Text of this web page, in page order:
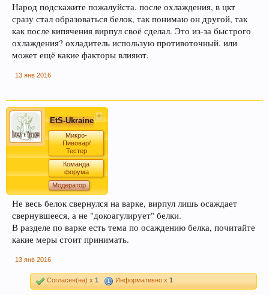
Народ подскажите пожалуйста. после охлаждения, в цкт
сразу стал образоваться белок, так понимаю он другой, так
как после кипячения вирпул своё сделал. Это из-за быстрого
охлаждения? охладитель использую противоточный. или
может ещё какие факторы влияют.
13 янв 2016
EtS-Ukraine
Микро-
Пивовар/
Тестер
Команда
форума
Модератор
Не весь белок свернулся на варке, вирпул лишь осаждает
свернувшееся, а не "докоагулирует" белки.
В разделе по варке есть тема по осаждению белка, почитайте
какие меры стоит принимать.
13 янв 2016
Согласен(на) x 1 Информативно x 1